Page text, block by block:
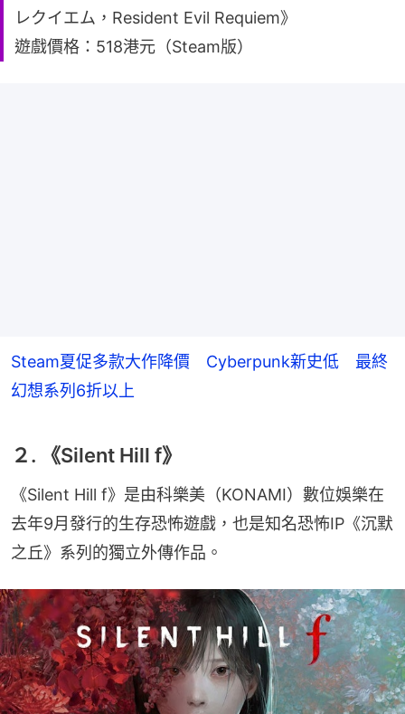
レクイエム，Resident Evil Requiem》
遊戲價格：518港元（Steam版）
Steam夏促多款大作降價 Cyberpunk新史低 最終
幻想系列6折以上
２. 《Silent Hill f》
《Silent Hill f》是由科樂美（KONAMI）數位娛樂在
去年9月發行的生存恐怖遊戲，也是知名恐怖IP《沉默
之丘》系列的獨立外傳作品。